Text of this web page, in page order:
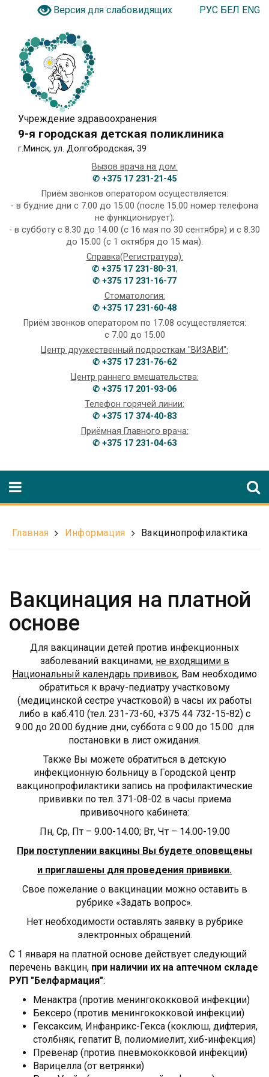
Версия для слабовидящих РУС БЕЛ ENG
Учреждение здравоохранения
9-я городская детская поликлиника
г.Минск, ул. Долгобродская, 39
Вызов врача на дом:
✆ +375 17 231-21-45
Приём звонков оператором осуществляется:
- в будние дни с 7.00 до 15.00 (после 15.00 номер телефона
не функционирует);
- в субботу с 8.30 до 14.00 (с 16 мая по 30 сентября) и с 8.30
до 15.00 (с 1 октября до 15 мая).
Справка(Регистратура):
✆ +375 17 231-80-31,
✆ +375 17 231-16-77
Стоматология:
✆ +375 17 231-60-48
Приём звонков оператором по 17.08 осуществляется:
с 7.00 до 15.00
Центр дружественный подросткам "ВИЗАВИ":
✆ +375 17 231-76-62
Центр раннего вмешательства:
✆ +375 17 201-93-06
Телефон горячей линии:
✆ +375 17 374-40-83
Приёмная Главного врача:
✆ +375 17 231-04-63
Главная Информация Вакцинопрофилактика
Вакцинация на платной
основе
Для вакцинации детей против инфекционных
заболеваний вакцинами, не входящими в
Национальный календарь прививок, Вам необходимо
обратиться к врачу-педиатру участковому
(медицинской сестре участковой) в часы их работы
либо в каб.410 (тел. 231-73-60, +375 44 732-15-82) c
9.00 до 20.00 будние дни, суббота с 9.00 до 15.00 для
постановки в лист ожидания.
Также Вы можете обратиться в детскую
инфекционную больницу в Городской центр
вакцинопрофилактики запись на профилактические
прививки по тел. 371-08-02 в часы приема
прививочного кабинета:
Пн, Ср, Пт – 9.00-14.00; Вт, Чт – 14.00-19.00
При поступлении вакцины Вы будете оповещены
и приглашены для проведения прививки.
Свое пожелание о вакцинации можно оставить в
рубрике «Задать вопрос».
Нет необходимости оставлять заявку в рубрике
электронных обращений.
С 1 января на платной основе действует следующий
перечень вакцин, при наличии их на аптечном складе
РУП "Белфармация":
Менактра (против менингококковой инфекции)
Бексеро (против менингококковой инфекции)
Гексаксим, Инфанрикс-Гекса (коклюш, дифтерия,
столбняк, гепатит В, полиомиелит, хиб-инфекция)
Превенар (против пневмококковой инфекции)
Варицелла (от ветрянки)